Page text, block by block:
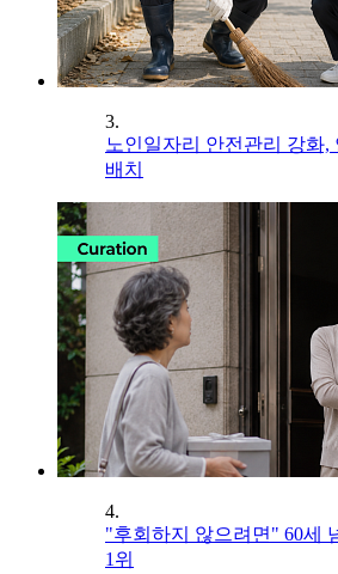
3.
노인일자리 안전관리 강화,
배치
4.
"후회하지 않으려면" 60세
1위